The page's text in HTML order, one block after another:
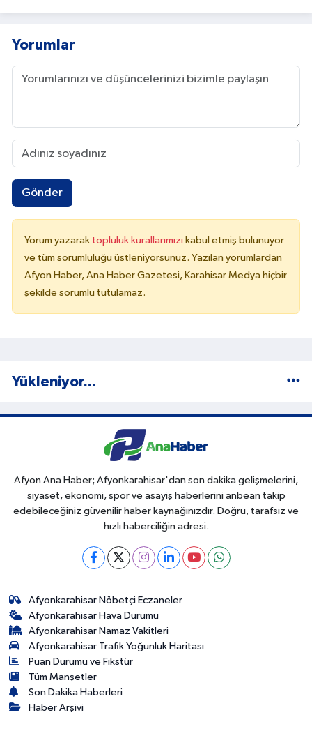
Yorumlar
Gönder
Yorum yazarak topluluk kurallarımızı kabul etmiş bulunuyor
ve tüm sorumluluğu üstleniyorsunuz. Yazılan yorumlardan
Afyon Haber, Ana Haber Gazetesi, Karahisar Medya hiçbir
şekilde sorumlu tutulamaz.
Yükleniyor...
Afyon Ana Haber; Afyonkarahisar'dan son dakika gelişmelerini,
siyaset, ekonomi, spor ve asayiş haberlerini anbean takip
edebileceğiniz güvenilir haber kaynağınızdır. Doğru, tarafsız ve
hızlı haberciliğin adresi.
Afyonkarahisar Nöbetçi Eczaneler
Afyonkarahisar Hava Durumu
Afyonkarahisar Namaz Vakitleri
Afyonkarahisar Trafik Yoğunluk Haritası
Puan Durumu ve Fikstür
Tüm Manşetler
Son Dakika Haberleri
Haber Arşivi